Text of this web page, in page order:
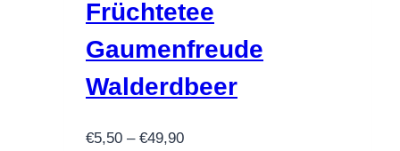
Früchtetee
Gaumenfreude
Walderdbeer
€5,50 – €49,90Preisspanne: